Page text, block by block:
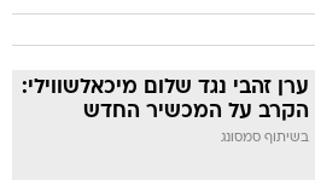
ערן זהבי נגד שלום מיכאלשווילי:
הקרב על המכשיר החדש
בשיתוף סמסונג